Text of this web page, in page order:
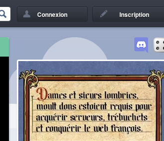
Connexion Inscription